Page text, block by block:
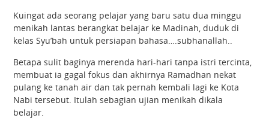
Kuingat ada seorang pelajar yang baru satu dua minggu
menikah lantas berangkat belajar ke Madinah, duduk di
kelas Syu’bah untuk persiapan bahasa….subhanallah..
Betapa sulit baginya merenda hari-hari tanpa istri tercinta,
membuat ia gagal fokus dan akhirnya Ramadhan nekat
pulang ke tanah air dan tak pernah kembali lagi ke Kota
Nabi tersebut. Itulah sebagian ujian menikah dikala
belajar.